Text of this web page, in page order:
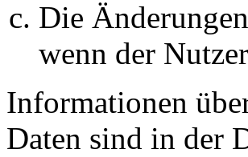
Die
wenn der
Informationen
Daten sind in der